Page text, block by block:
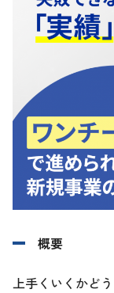
概要
上手くいくかど